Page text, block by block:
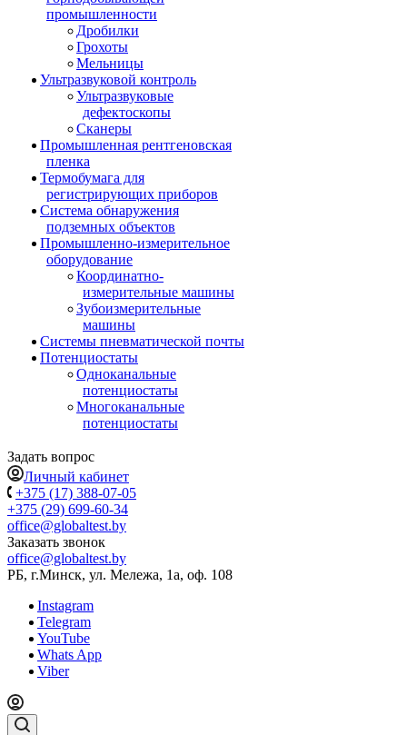
промышленности
Дробилки
Грохоты
Мельницы
Ультразвуковой контроль
Ультразвуковые
дефектоскопы
Сканеры
Промышленная рентгеновская
пленка
Термобумага для
регистрирующих приборов
Система обнаружения
подземных объектов
Промышленно-измерительное
оборудование
Координатно-
измерительные машины
Зубоизмерительные
машины
Системы пневматической почты
Потенциостаты
Одноканальные
потенциостаты
Многоканальные
потенциостаты
Задать вопрос
Личный кабинет
+375 (17) 388-07-05
+375 (29) 699-60-34
office@globaltest.by
Заказать звонок
office@globaltest.by
РБ, г.Минск, ул. Мележа, 1а, оф. 108
Instagram
Telegram
YouTube
Whats App
Viber